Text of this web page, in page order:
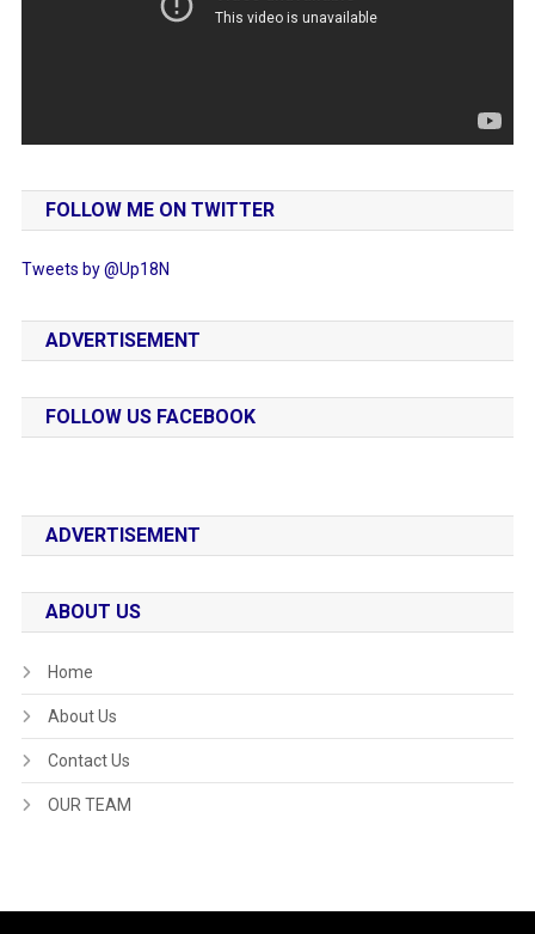
FOLLOW ME ON TWITTER
Tweets by @Up18N
ADVERTISEMENT
FOLLOW US FACEBOOK
ADVERTISEMENT
ABOUT US
Home
About Us
Contact Us
OUR TEAM